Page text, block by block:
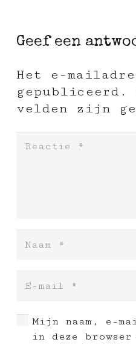
Geef een
Het e-
gepubliceerd.
velden zijn
Mijn naam, e-
in deze